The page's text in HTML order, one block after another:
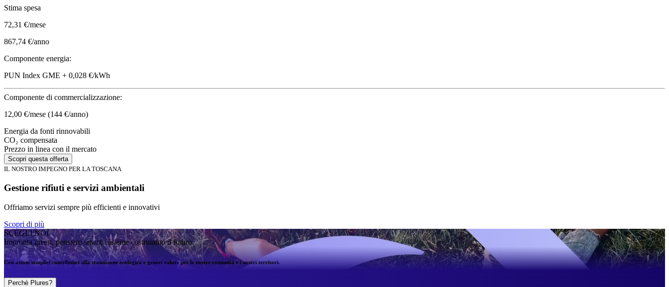
Stima spesa
72,31 €/mese
867,74 €/anno
Componente energia:
PUN Index GME + 0,028 €/kWh
Componente di commercializzazione:
12,00 €/mese (144 €/anno)
Energia da fonti rinnovabili
CO₂ compensata
Prezzo in linea con il mercato
Scopri questa offerta
IL NOSTRO IMPEGNO PER LA TOSCANA
Gestione rifiuti e servizi ambientali
Offriamo servizi sempre più efficienti e innovativi
Scopri di più
SCEGLI NOI
Impronta green, pensiero smart: insieme costruiamo il futuro.
Con azioni semplici contribuisci alla transizione ecologica e generi valore per le nostre comunità e i nostri territori.
Perchè Plures?